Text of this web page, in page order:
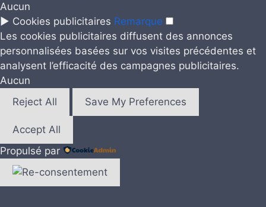
Aucun
► Cookies publicitaires Remarque
Les cookies publicitaires diffusent des annonces
personnalisées basées sur vos visites précédentes et
analysent l’efficacité des campagnes publicitaires.
Aucun
Reject All
Save My Preferences
Accept All
Propulsé par